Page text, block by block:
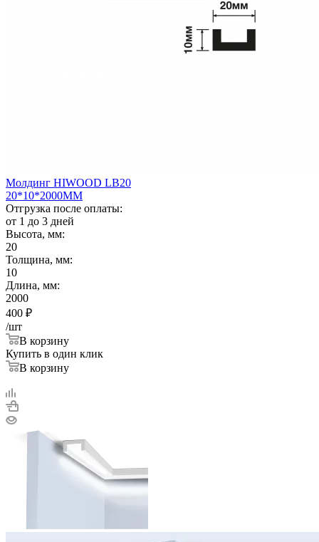
Молдинг HIWOOD LB20
20*10*2000ММ
Отгрузка после оплаты:
от 1 до 3 дней
Высота, мм:
20
Толщина, мм:
10
Длина, мм:
2000
400 ₽
/шт
В корзину
Купить в один клик
В корзину